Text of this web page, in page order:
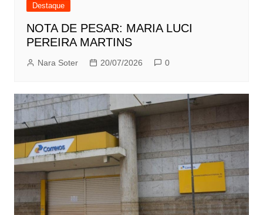
Destaque
NOTA DE PESAR: MARIA LUCI
PEREIRA MARTINS
Nara Soter 20/07/2026 0